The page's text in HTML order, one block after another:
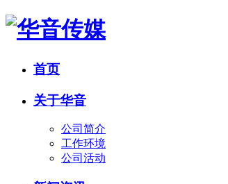
首页
关于华音
公司简介
工作环境
公司活动